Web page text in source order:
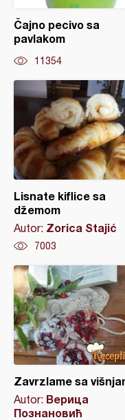
Čajno pecivo sa
pavlakom
11354
Lisnate kiflice sa
džemom
Autor: Zorica Stajić
7003
Zavrzlame sa
Autor: Верица
Познановић